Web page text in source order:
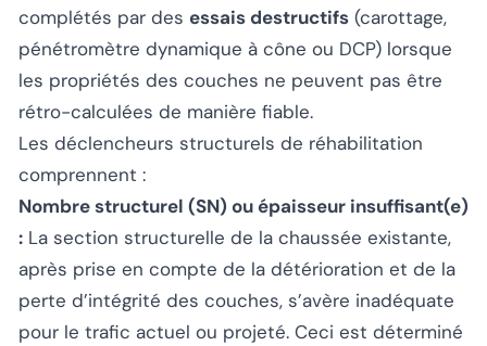
complétés par des essais destructifs (carottage,
pénétromètre dynamique à cône ou DCP) lorsque
les propriétés des couches ne peuvent pas être
rétro-calculées de manière fiable.
Les déclencheurs structurels de réhabilitation
comprennent :
Nombre structurel (SN) ou épaisseur insuffisant(e)
: La section structurelle de la chaussée existante,
après prise en compte de la détérioration et de la
perte d’intégrité des couches, s’avère inadéquate
pour le trafic actuel ou projeté. Ceci est déterminé